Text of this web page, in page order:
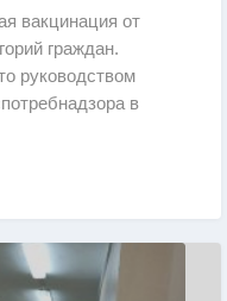
вакцинация от
граждан.
руководством
в